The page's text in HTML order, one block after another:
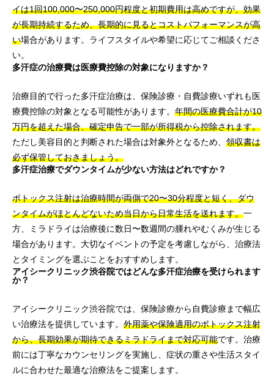
イは1回100,000〜250,000円程度と初期費用は高めですが、効果
が長期持続するため、長期的に見るとコストパフォーマンスが高
い場合があります。ライフスタイルや希望に応じてご相談くださ
い。
多汗症の治療費は医療費控除の対象になりますか？
治療目的で行った多汗症治療は、保険診療・自費診療いずれも医
療費控除の対象となる可能性があります。 年間の医療費合計が10
万円を超えた場合、確定申告で一部が所得税から控除されます。
ただし美容目的と判断された場合は対象外となるため、 領収書は
必ず保管しておきましょう。
多汗症治療でダウンタイムが少ない方法はどれですか？
ボトックス注射は治療時間が両側で20〜30分程度と短く、ダウ
ンタイムがほとんどないため当日から日常生活を送れます。一
方、ミラドライは治療後に数日〜数週間の腫れやむくみが生じる
場合があります。大切なイベントの予定を考慮しながら、治療法
とタイミングを選ぶことをおすすめします。
アイシークリニック渋谷院ではどんな多汗症治療を受けられます
か？
アイシークリニック渋谷院では、保険診療から自費診療まで幅広
い治療法を提供しています。 外用薬や保険適用のボトックス注射
から、長期効果が期待できるミラドライまで対応可能です。治療
前には丁寧なカウンセリングを実施し、症状の重さや生活スタイ
ルに合わせた最適な治療法をご提案します。